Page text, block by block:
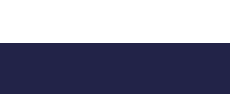
contenu